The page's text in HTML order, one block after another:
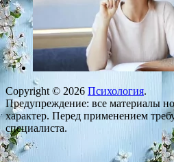
Copyright © 2026 Психология.
Предупреждение: все материалы
характер. Перед применением
специалиста.